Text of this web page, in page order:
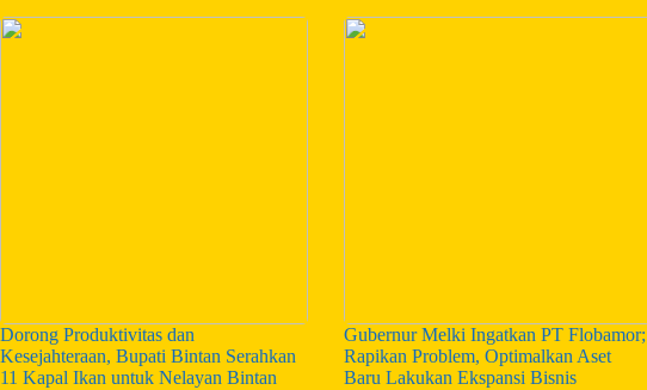
Dorong Produktivitas dan
Kesejahteraan, Bupati Bintan Serahkan
11 Kapal Ikan untuk Nelayan Bintan
Gubernur Melki Ingatkan PT Flobamor;
Rapikan Problem, Optimalkan Aset
Baru Lakukan Ekspansi Bisnis